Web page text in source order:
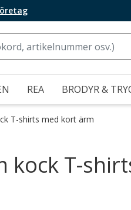
REA BRODYR &
T-shirts med kort ärm
kock T-